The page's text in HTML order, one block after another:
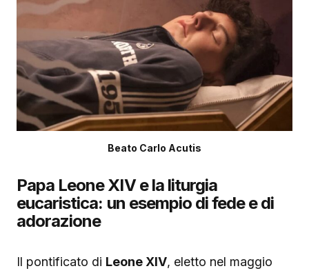
Beato Carlo Acutis
Papa Leone XIV e la liturgia
eucaristica: un esempio di fede e di
adorazione
Il pontificato di Leone XIV, eletto nel maggio